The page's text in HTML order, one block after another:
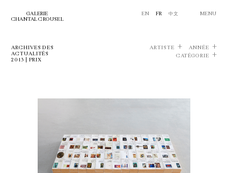
GALERIE
CHANTAL CROUSEL
EN FR 中文 MENU
ARCHIVES DES
ACTUALITÉS
2013 | PRIX
ARTISTE
ANNÉE
CATÉGORIE